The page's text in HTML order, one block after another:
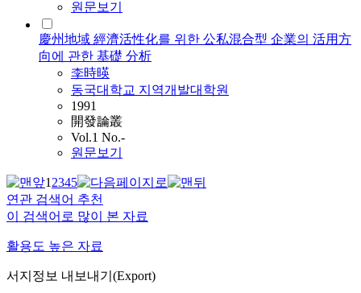
원문보기
慶州地域 經濟活性化를 위한 公私混合型 企業의 活用方
向에 관한 基礎 分析
李時暎
동국대학교 지역개발대학원
1991
開發論叢
Vol.1 No.-
원문보기
12345
연관 검색어 추천
이 검색어로 많이 본 자료
활용도 높은 자료
서지정보 내보내기(Export)